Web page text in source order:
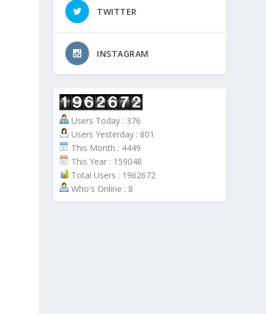
TWITTER
INSTAGRAM
Users Today : 376
Users Yesterday : 801
This Month : 4449
This Year : 159048
Total Users : 1962672
Who's Online : 8